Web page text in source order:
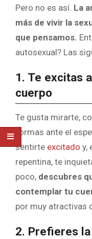
Pero no es así. La
más de vivir la
que pensamos.
autosexual? Las
1. Te excitas
cuerpo
Te gusta mirarte,
formas ante el
sentirte excitado y,
repentina, te
poco, descubres
contemplar tu
por muy atractivas
2. Prefieres